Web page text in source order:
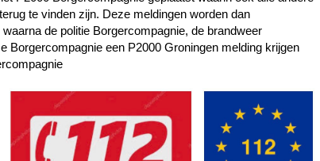
te vinden zijn. Deze meldingen worden dan
de politie Borgercompagnie, de brandweer
Borgercompagnie een P2000 Groningen melding krijgen